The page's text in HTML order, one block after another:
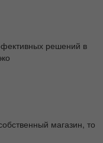
решений в
магазин, то